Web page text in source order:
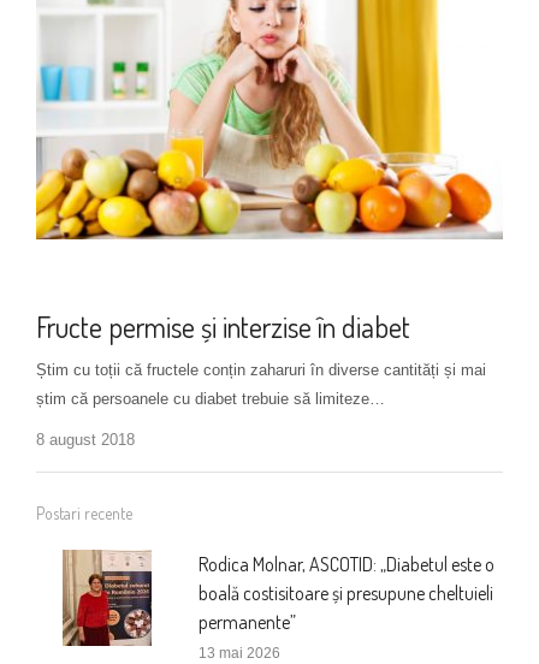
Fructe permise și interzise în diabet
Știm cu toții că fructele conțin zaharuri în diverse cantități și mai
știm că persoanele cu diabet trebuie să limiteze…
8 august 2018
Postari recente
Rodica Molnar, ASCOTID: „Diabetul este o
boală costisitoare și presupune cheltuieli
permanente”
13 mai 2026